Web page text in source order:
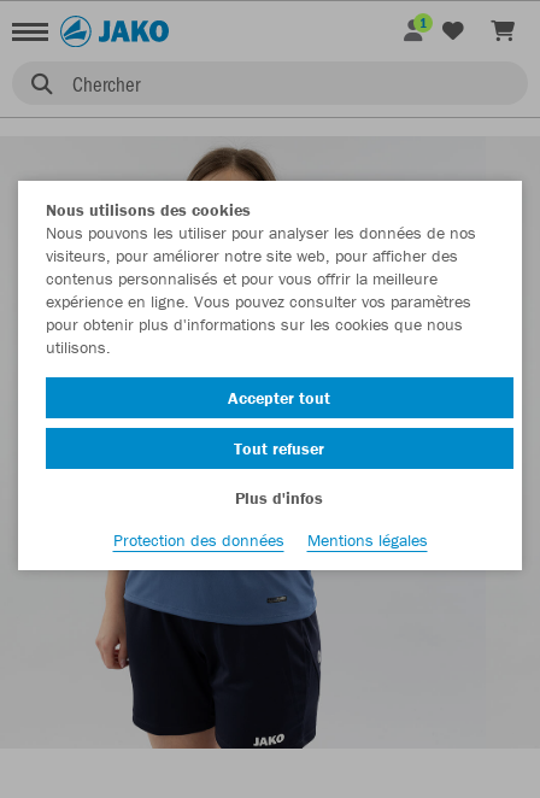
Chercher
1
Nous utilisons des cookies
Nous pouvons les utiliser pour analyser les données de nos
visiteurs, pour améliorer notre site web, pour afficher des
contenus personnalisés et pour vous offrir la meilleure
expérience en ligne. Vous pouvez consulter vos paramètres
pour obtenir plus d'informations sur les cookies que nous
utilisons.
Accepter tout
Tout refuser
Plus d'infos
Protection des données
Mentions légales